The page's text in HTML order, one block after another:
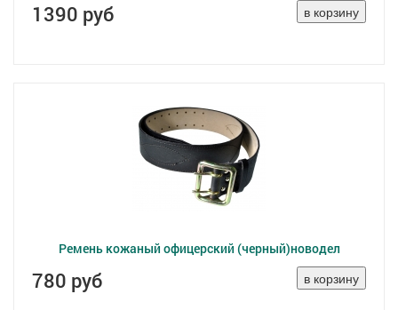
1390 руб
Ремень кожаный офицерский (черный)новодел
780 руб